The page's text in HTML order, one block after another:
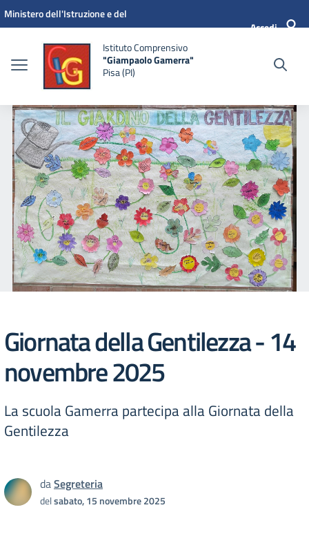
Vai ai contenuti
Vai al menu di navigazione
Vai al footer
Ministero dell'Istruzione e del
Accedi
Istituto Comprensivo
"Giampaolo Gamerra"
Pisa (PI)
Giornata della Gentilezza - 14
novembre 2025
La scuola Gamerra partecipa alla Giornata della
Gentilezza
daSegreteria
delsabato, 15 novembre 2025